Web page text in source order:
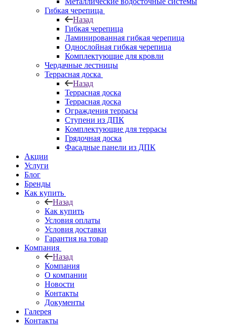
Гибкая черепица
Назад
Гибкая черепица
Ламинированная гибкая черепица
Однослойная гибкая черепица
Комплектующие для кровли
Чердачные лестницы
Террасная доска
Назад
Террасная доска
Террасная доска
Ограждения террасы
Ступени из ДПК
Комплектующие для террасы
Грядочная доска
Фасадные панели из ДПК
Акции
Услуги
Блог
Бренды
Как купить
Назад
Как купить
Условия оплаты
Условия доставки
Гарантия на товар
Компания
Назад
Компания
О компании
Новости
Контакты
Документы
Галерея
Контакты